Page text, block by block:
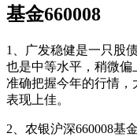
基金660008
1、广发稳健是一只股
也是中等水平，稍微
准确把握今年的行情，
表现上佳。
2、农银沪深660008基